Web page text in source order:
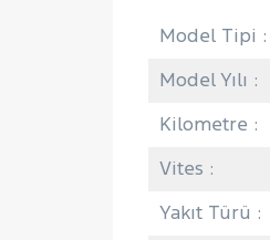
Model Tipi :
Model Yılı :
Kilometre :
Vites :
Yakıt Türü :